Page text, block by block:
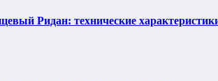
Ридан: технические